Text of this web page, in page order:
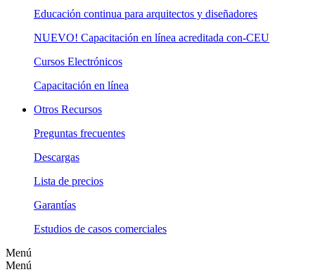
Educación continua para arquitectos y diseñadores
NUEVO! Capacitación en línea acreditada con-CEU
Cursos Electrónicos
Capacitación en línea
Otros Recursos
Preguntas frecuentes
Descargas
Lista de precios
Garantías
Estudios de casos comerciales
Menú
Menú